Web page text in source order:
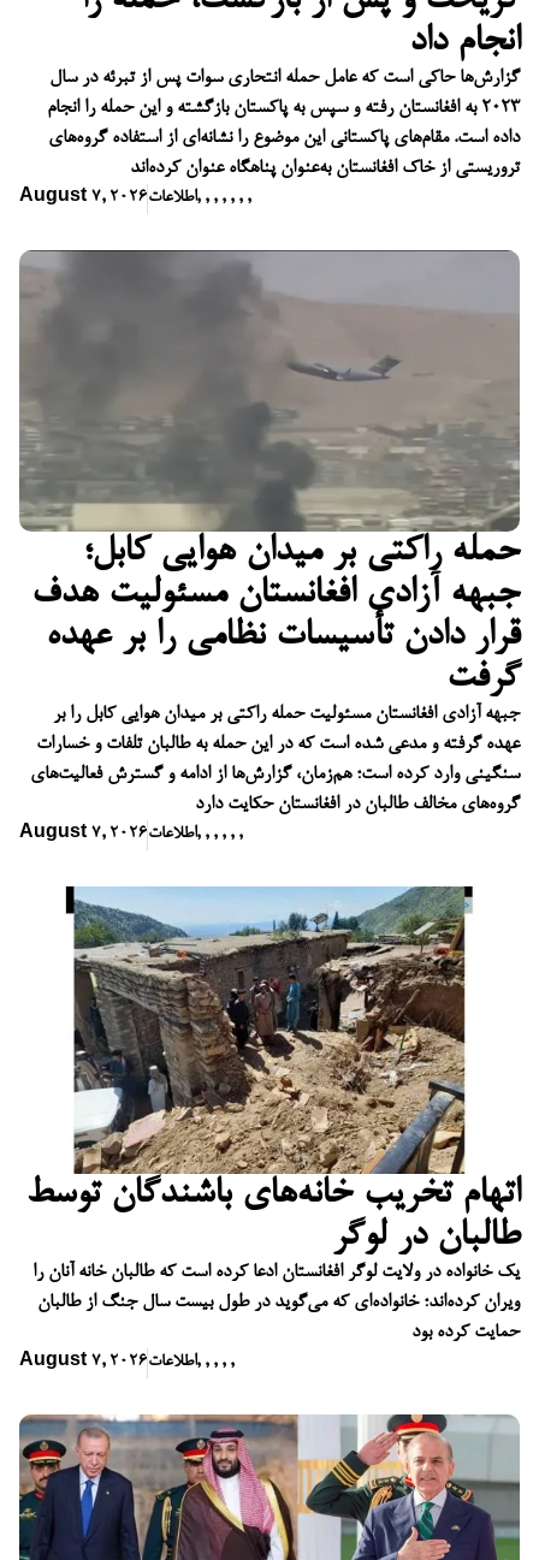
انجام داد
گزارش‌ها حاکی است که عامل حمله انتحاری سوات پس از تبرئه در سال
۲۰۲۳ به افغانستان رفته و سپس به پاکستان بازگشته و این حمله را انجام
داده است. مقام‌های پاکستانی این موضوع را نشانه‌ای از استفاده گروه‌های
تروریستی از خاک افغانستان به‌عنوان پناهگاه عنوان کرده‌اند
August 7, 2026اطلاعات, , , , , , ,
حمله راکتی بر میدان هوایی کابل؛
جبهه آزادی افغانستان مسئولیت هدف
قرار دادن تأسیسات نظامی را بر عهده
گرفت
جبهه آزادی افغانستان مسئولیت حمله راکتی بر میدان هوایی کابل را بر
عهده گرفته و مدعی شده است که در این حمله به طالبان تلفات و خسارات
سنگینی وارد کرده است؛ هم‌زمان، گزارش‌ها از ادامه و گسترش فعالیت‌های
گروه‌های مخالف طالبان در افغانستان حکایت دارد
August 7, 2026اطلاعات, , , , , ,
اتهام تخریب خانه‌های باشندگان توسط
طالبان در لوگر
یک خانواده در ولایت لوگر افغانستان ادعا کرده است که طالبان خانه آنان را
ویران کرده‌اند؛ خانواده‌ای که می‌گوید در طول بیست سال جنگ از طالبان
حمایت کرده بود
August 7, 2026اطلاعات, , , , ,